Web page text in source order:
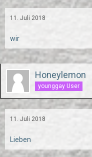
11. Juli 2018
wir
Honeylemon
younggay User
11. Juli 2018
Lieben